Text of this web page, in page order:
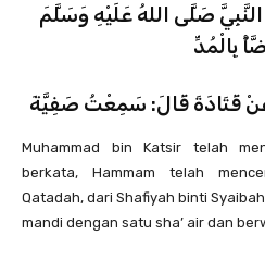
صَلَّى اللهُ عَلَيْهِ وَسَلَّمَ
بِالْمُدِّ
عَنْ قَتَادَةَ قَالَ: سَمِعْتُ صَفِيَّةَ
Muhammad bin Katsir telah
berkata, Hammam telah
Qatadah, dari Shafiyah binti
mandi dengan satu sha’ air dan